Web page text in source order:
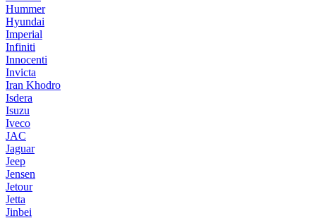
Hummer
Hyundai
Imperial
Infiniti
Innocenti
Invicta
Iran Khodro
Isdera
Isuzu
Iveco
JAC
Jaguar
Jeep
Jensen
Jetour
Jetta
Jinbei